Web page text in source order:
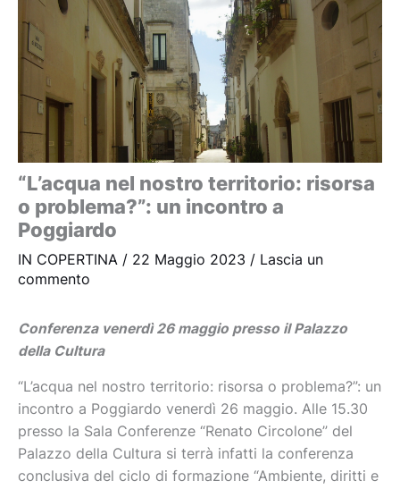
“L’acqua nel nostro territorio: risorsa
o problema?”: un incontro a
Poggiardo
IN COPERTINA / 22 Maggio 2023 / Lascia un
commento
Conferenza venerdì 26 maggio presso il Palazzo
della Cultura
“L’acqua nel nostro territorio: risorsa o problema?”: un
incontro a Poggiardo venerdì 26 maggio. Alle 15.30
presso la Sala Conferenze “Renato Circolone” del
Palazzo della Cultura si terrà infatti la conferenza
conclusiva del ciclo di formazione “Ambiente, diritti e